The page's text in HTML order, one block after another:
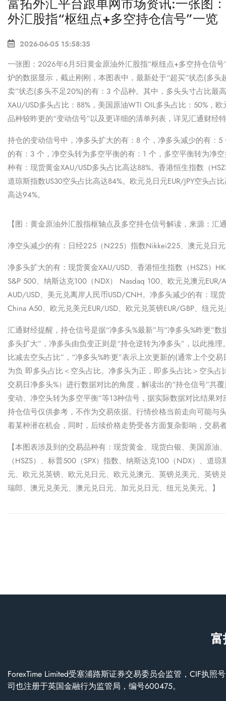
外汇股指“枢纽点+多空持仓信号”一览
2026-06-05 15:58:35
一张图：2026年6月5日黄金原油外汇股指“枢纽点+多空持仓信
炉的数据显示，截止刚刚，本图表中，最新处于“超买”状态(多
卖”状态(多头不足20%)的有：3 个品种。其中，多头头寸占比最
XAU/USD多头占比：88%，美国原油WTI OIL多头占比：50%，
品种较昨更的“变动信号”以及更详细的清单列表，详见汇通财经
持仓的变动信号中，净多头扩大的有：8 个，净多头减少的有：
的有：3 个，净空头转为多空平衡的有：1 个，多空平衡转为净
种有：现货黄金XAU/USD多头占比高达88%。 香港恒生指数（
道琼斯指数US30空头占比高达84%。欧元兑日元EUR/JPY空头占
高达94%。
【图：黄金原油外汇股指枢轴点及多空持仓信号解读，来源：
净空头减少的有： 日经225（N225） 指数Nikkei225、澳元兑日
净多头扩大的有：现货黄金XAU/USD、 香港恒生指数（HSZS）
S&P 500、 纳斯达克100（NDX）
Nasdaq 100、欧元兑澳元
AUD/USD、美元兑离岸人民币USD/CNH。净多头减少的有：现
China A50、欧元兑美元EUR/USD、欧元兑英镑EUR/GBP、纽元
汇通财经提醒，持仓信号是据“净多头%最新”与“净多头%昨更”
多头扩大”，净多头由负变正则是“持仓逆转为净多头”，以此推
比减去空头占比”，“净多头%昨更”表示上次更新的(通常上个交
为负 即多头占比＜空头占比。净多头为正，即多头占比＞空头占
交易日净多头%）进行数据对比的角度，解读出的“持仓信号”共
变动、净空头转为多空平衡”等13种信号，据实际数据对比结果
持仓信号仅供参考，不作为交易依据。行情价格当前走向可能与
着某种潜在机会，同时，后续价格走势受各方面复杂影响，交易
【本图表涉及到的交易品种有：现货黄金、现货白银、美国原油
（HSZS） 、 标普500（SPX） 指数、 纳斯达克100（NDX） 、道琼
元、欧元兑英镑、欧元兑日元、欧元兑澳元、英镑兑美元、英镑
瑞郎、澳元兑美元、澳元兑日元、加元兑日元、纽元兑美元。】
ForexTime Limited受塞浦路斯证券交易委员会监管，CIF执
司也注册于英国金融行为监管局，编号600475。